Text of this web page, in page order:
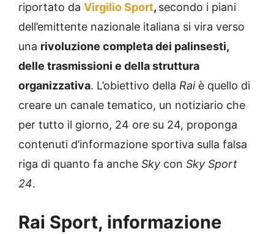
riportato da Virgilio Sport, secondo i piani
dell’emittente nazionale italiana si vira verso
una rivoluzione completa dei palinsesti,
delle trasmissioni e della struttura
organizzativa. L’obiettivo della Raiè quello di
creare un canale tematico, un notiziario che
per tutto il giorno, 24 ore su 24, proponga
contenuti d’informazione sportiva sulla falsa
riga di quanto fa anche Sky con Sky Sport
24.
Rai Sport, informazione